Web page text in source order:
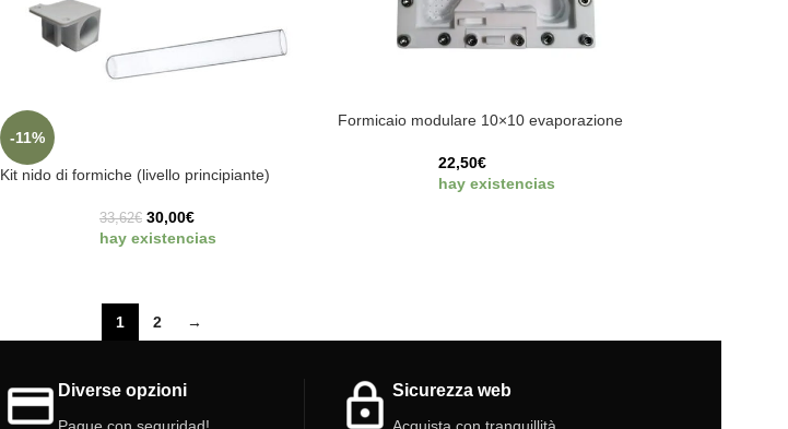
-11%
Kit nido di formiche (livello principiante)
33,62€ 30,00€
hay existencias
Formicaio modulare 10×10 evaporazione
22,50€
hay existencias
1 2 →
Diverse opzioni
Pague con seguridad!
Sicurezza web
Acquista con tranquillità